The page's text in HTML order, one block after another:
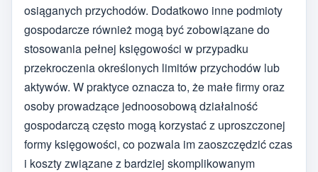
osiąganych przychodów. Dodatkowo inne podmioty
gospodarcze również mogą być zobowiązane do
stosowania pełnej księgowości w przypadku
przekroczenia określonych limitów przychodów lub
aktywów. W praktyce oznacza to, że małe firmy oraz
osoby prowadzące jednoosobową działalność
gospodarczą często mogą korzystać z uproszczonej
formy księgowości, co pozwala im zaoszczędzić czas
i koszty związane z bardziej skomplikowanym